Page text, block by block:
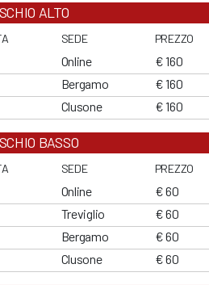
ALTO
SEDE PREZZO
Online € 160
Bergamo € 160
Clusone € 160
BASSO
SEDE PREZZO
Online € 60
Treviglio € 60
Bergamo € 60
Clusone € 60